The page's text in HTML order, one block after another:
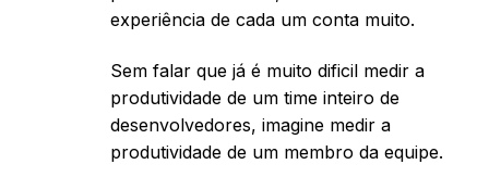
experiência de cada um conta muito.
Sem falar que já é muito dificil medir a
produtividade de um time inteiro de
desenvolvedores, imagine medir a
produtividade de um membro da equipe.